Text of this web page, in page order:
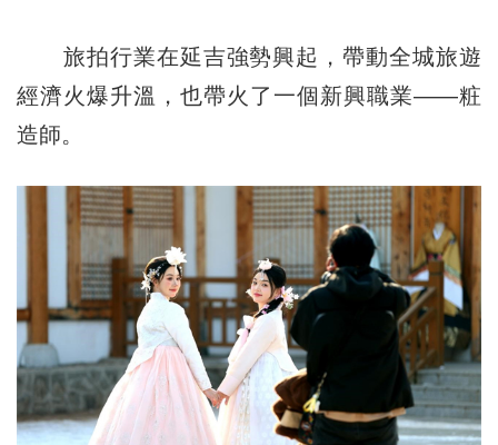
旅拍行業在延吉強勢興起，帶動全城旅遊
經濟火爆升溫，也帶火了一個新興職業——粧
造師。